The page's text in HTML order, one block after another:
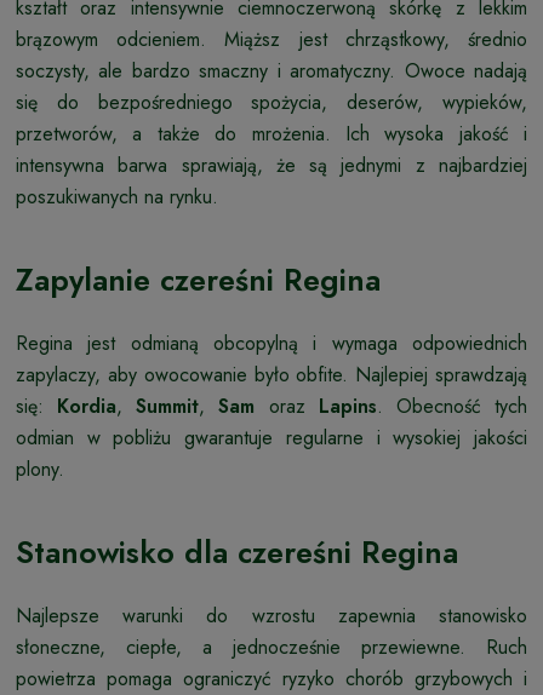
kształt oraz intensywnie ciemnoczerwoną skórkę z lekkim
brązowym odcieniem. Miąższ jest chrząstkowy, średnio
soczysty, ale bardzo smaczny i aromatyczny. Owoce nadają
się do bezpośredniego spożycia, deserów, wypieków,
przetworów, a także do mrożenia. Ich wysoka jakość i
intensywna barwa sprawiają, że są jednymi z najbardziej
poszukiwanych na rynku.
Zapylanie czereśni Regina
Regina jest odmianą obcopylną i wymaga odpowiednich
zapylaczy, aby owocowanie było obfite. Najlepiej sprawdzają
się: Kordia,Summit,Sam oraz Lapins. Obecność tych
odmian w pobliżu gwarantuje regularne i wysokiej jakości
plony.
Stanowisko dla czereśni Regina
Najlepsze warunki do wzrostu zapewnia stanowisko
słoneczne, ciepłe, a jednocześnie przewiewne. Ruch
powietrza pomaga ograniczyć ryzyko chorób grzybowych i